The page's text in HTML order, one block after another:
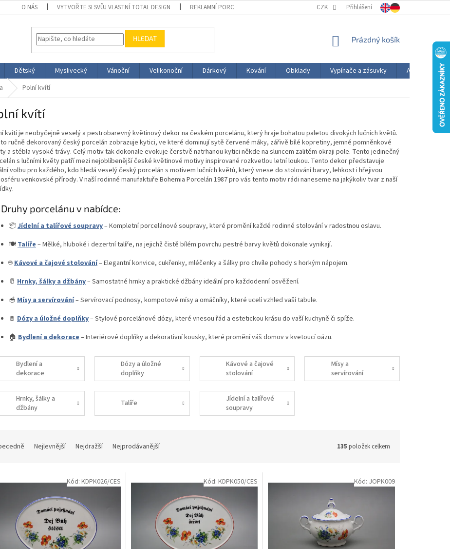
O NÁS VYTVOŘTE SI SVŮJ VLASTNÍ TOTAL DESIGN REKLAMNÍ PORCELÁN OD A DO Z HODNOCENÍ OBCHODU VÝROBA PORCELÁNU
CZK Přihlášení
HLEDAT
NÁKUPNÍ
Prázdný košík
Dětský Myslivecký Vánoční Velikonoční Dárkový Kování Obklady Vypínače a zásuvky
AKČNÍ ZBOŽÍ
Polní kvítí
kvítí
kvítí je neobyčejně veselý a pestrobarevný květinový dekor na českém porcelánu, který hraje bohatou paletou divokých lučních květů.
ručně dekorovaný český porcelán zobrazuje kytici, ve které dominují sytě červené máky, zářivě bílé kopretiny, jemné pomněnkové
a stébla vysoké trávy. Celý motiv tak dokonale evokuje čerstvě natrhanou kytici někde na sluncem zalitém okraji pole. Tento jedinečný
s lučními květy patří mezi nejoblíbenější české květinové motivy inspirované rozkvetlou letní loukou. Tento dekor představuje
volbu pro každého, kdo hledá veselý český porcelán s motivem lučních květů, který vnese do stolování barvy, lehkost i hřejivou
venkovské přírody. V naší rodinné manufaktuře Bohemia Porcelán 1987 pro vás tento motiv rádi naneseme na jakýkoliv tvar z naší
Druhy porcelánu v nabídce:
📦Jídelní a talířové soupravy– Kompletní porcelánové soupravy, které promění každé rodinné stolování v radostnou oslavu.
🍽️Talíře– Mělké, hluboké i dezertní talíře, na jejichž čistě bílém povrchu pestré barvy květů dokonale vynikají.
☕Kávové a čajové stolování– Elegantní konvice, cukřenky, mléčenky a šálky pro chvíle pohody s horkým nápojem.
🥛 Hrnky, šálky a džbány– Samostatné hrnky a praktické džbány ideální pro každodenní osvěžení.
🥣 Mísy a servírování– Servírovací podnosy, kompotové mísy a omáčníky, které ucelí vzhled vaší tabule.
🧂 Dózy a úložné doplňky– Stylové porcelánové dózy, které vnesou řád a estetickou krásu do vaší kuchyně či spíže.
🏠 Bydlení a dekorace– Interiérové doplňky a dekorativní kousky, které promění váš domov v kvetoucí oázu.
Bydlení a
dekorace
Dózy a úložné
doplňky
Kávové a čajové
stolování
Mísy a
servírování
Hrnky, šálky a
džbány
Talíře
Jídelní a talířové
soupravy
Nejlevnější Nejdražší Nejprodávanější 135 položek celkem
Kód: KDPK026/CES Kód: KDPK050/CES Kód: JOPK009